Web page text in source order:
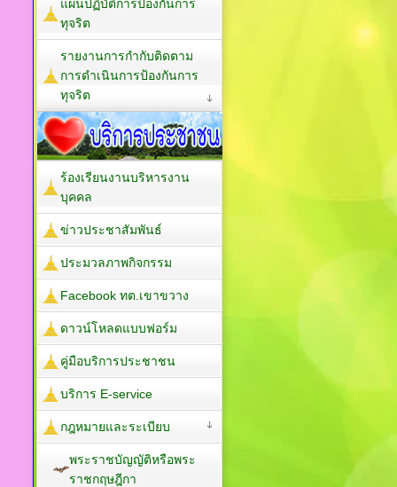
แผนปฏิบัติการป้องกันการ
ทุจริต
รายงานการกำกับติดตาม
การดำเนินการป้องกันการ
ทุจริต
ร้องเรียนงานบริหารงาน
บุคคล
ข่าวประชาสัมพันธ์
ประมวลภาพกิจกรรม
Facebook ทต.เขาขวาง
ดาวน์โหลดแบบฟอร์ม
คู่มือบริการประชาชน
บริการ E-service
กฎหมายและระเบียบ
พระราชบัญญัติหรือพระ
ราชกฤษฎีกา